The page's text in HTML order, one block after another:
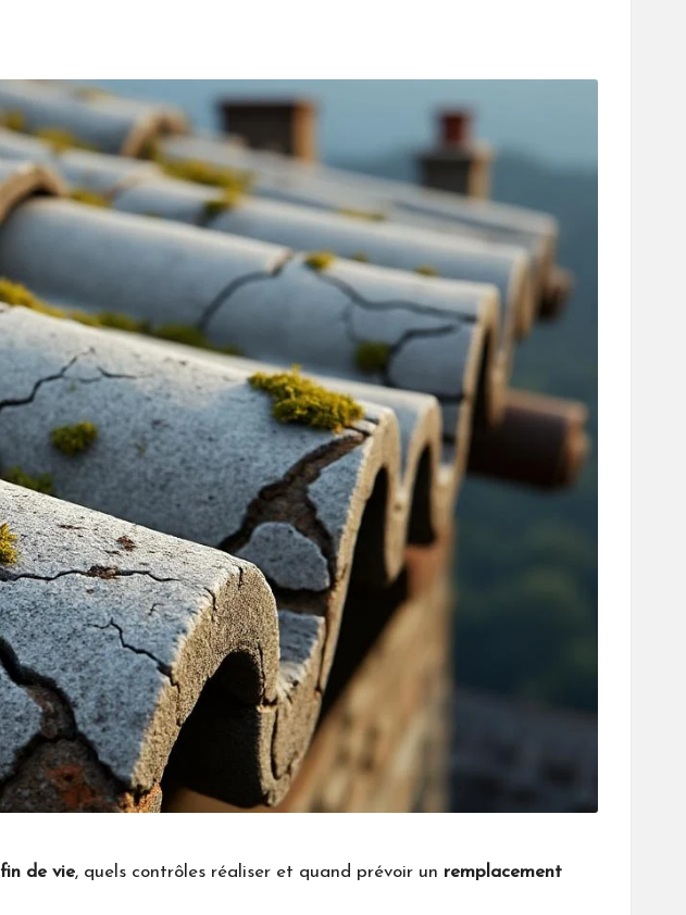
fin de vie, quels contrôles réaliser et quand prévoir un remplacement